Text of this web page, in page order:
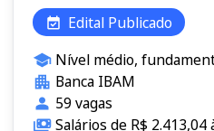
Edital Publicado
Nível médio,
Banca IBAM
59 vagas
Salários de R$ 2.413,04